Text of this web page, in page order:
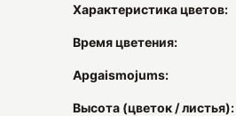
Характеристика цветов:
Время цветения:
Apgaismojums:
Высота (цветок / листья):